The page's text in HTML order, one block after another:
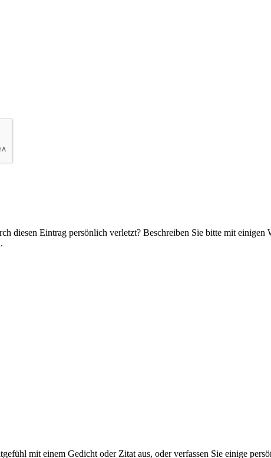
diesen Eintrag persönlich verletzt? Beschreiben Sie bitte mit
mit einem Gedicht oder Zitat aus, oder verfassen Sie einige